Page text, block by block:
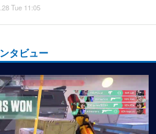
Tue 11:05
タビュー